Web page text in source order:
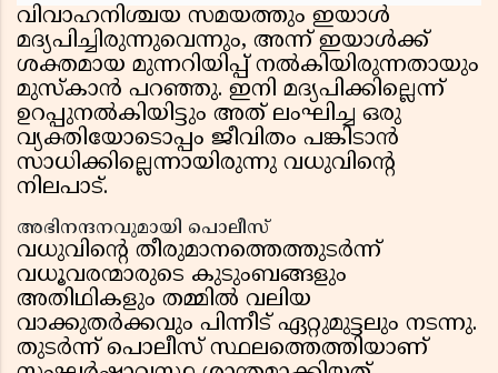
വിവാഹനിശ്ചയ സമയത്തും ഇയാൾ
മദ്യപിച്ചിരുന്നുവെന്നും, അന്ന് ഇയാൾക്ക്
ശക്തമായ മുന്നറിയിപ്പ് നൽകിയിരുന്നതായും
മുസ്‌കാൻ പറഞ്ഞു. ഇനി മദ്യപിക്കില്ലെന്ന്
ഉറപ്പുനൽകിയിട്ടും അത് ലംഘിച്ച ഒരു
വ്യക്തിയോടൊപ്പം ജീവിതം പങ്കിടാൻ
സാധിക്കില്ലെന്നായിരുന്നു വധുവിൻ്റെ
നിലപാട്.
അഭിനന്ദനവുമായി പൊലീസ്
വധുവിൻ്റെ തീരുമാനത്തെത്തുടർന്ന്
വധൂവരന്മാരുടെ കുടുംബങ്ങളും
അതിഥികളും തമ്മിൽ വലിയ
വാക്കുതർക്കവും പിന്നീട് ഏറ്റുമുട്ടലും നടന്നു.
തുടർന്ന് പൊലീസ് സ്ഥലത്തെത്തിയാണ്